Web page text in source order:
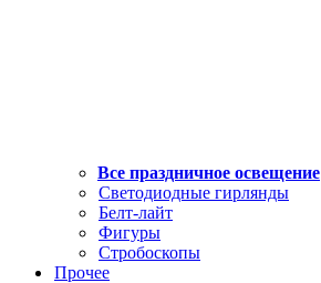
Все праздничное освещение
Светодиодные гирлянды
Белт-лайт
Фигуры
Стробоскопы
Прочее